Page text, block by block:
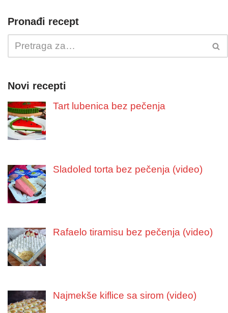
Pronađi recept
Novi recepti
Tart lubenica bez pečenja
Sladoled torta bez pečenja (video)
Rafaelo tiramisu bez pečenja (video)
Najmekše kiflice sa sirom (video)